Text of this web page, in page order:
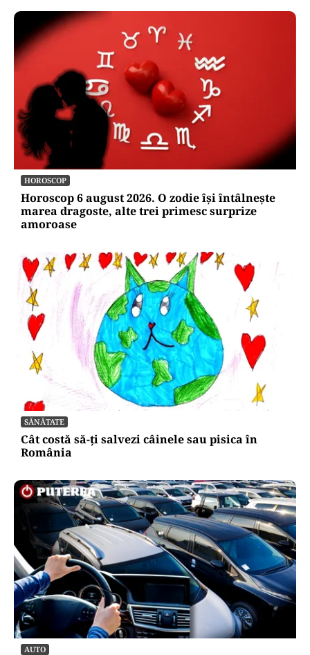
HOROSCOP
Horoscop 6 august 2026. O zodie își întâlnește
marea dragoste, alte trei primesc surprize
amoroase
SĂNĂTATE
Cât costă să-ți salvezi câinele sau pisica în
România
AUTO